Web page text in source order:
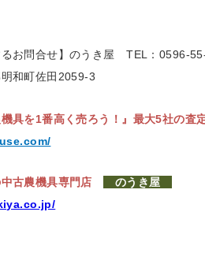
るお問合せ】のうき屋TEL：0596-
和町佐田2059-3
具を1番高く売ろう！』 最大5社の査
中古農機具専門店
のうき屋